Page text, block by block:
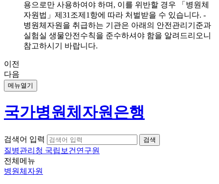
용으로만 사용하여야 하며, 이를 위반할 경우 「병원체
자원법」제31조제1항에 따라 처벌받을 수 있습니다. -
병원체자원을 취급하는 기관은 아래의 안전관리기준과
실험실 생물안전수칙을 준수하셔야 함을 알려드리오니
참고하시기 바랍니다.
이전
다음
메뉴열기
국가병원체자원은행
검색어 입력
질병관리청 국립보건연구원
전체메뉴
병원체자원